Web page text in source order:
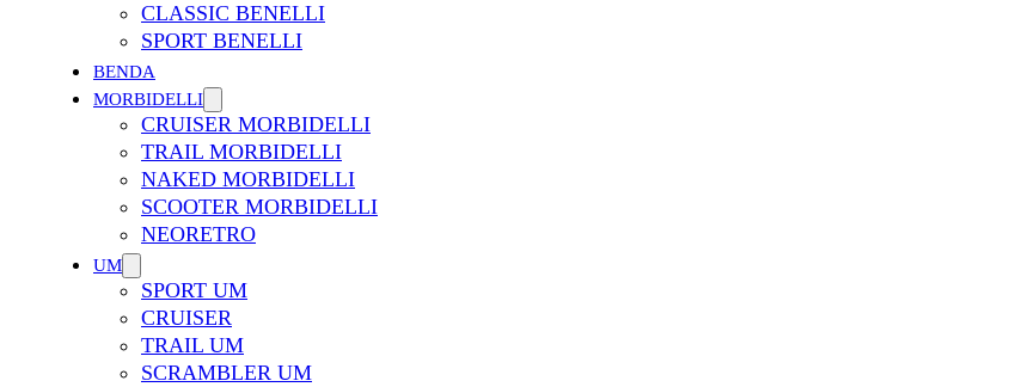
CLASSIC BENELLI
SPORT BENELLI
BENDA
MORBIDELLI
CRUISER MORBIDELLI
TRAIL MORBIDELLI
NAKED MORBIDELLI
SCOOTER MORBIDELLI
NEORETRO
UM
SPORT UM
CRUISER
TRAIL UM
SCRAMBLER UM